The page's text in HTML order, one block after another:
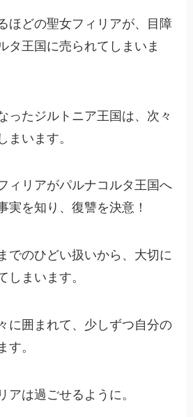
ほどの聖女フィリアが、目障
タ王国に売られてしまいま
ったジルトニア王国は、次々
まいます。
ィリアがパルナコルタ王国へ
実を知り、復讐を決意！
でのひどい扱いから、大切に
しまいます。
に囲まれて、少しずつ自分の
す。
アは過ごせるように。